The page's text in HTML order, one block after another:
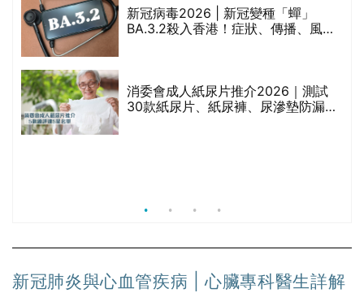
新冠病毒2026 | 新冠變種「蟬」
BA.3.2殺入香港！症狀、傳播、風險
消委會成人紙尿片推介2026｜測試
30款紙尿片、紙尿褲、尿滲墊防漏表
新冠肺炎與心血管疾病 | 心臟專科醫生詳解